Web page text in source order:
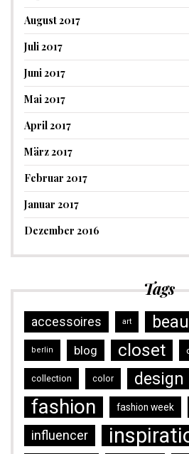
August 2017
Juli 2017
Juni 2017
Mai 2017
April 2017
März 2017
Februar 2017
Januar 2017
Dezember 2016
Tags
accessoires art
berlin blog closet
collection color design
fashion fashion week
influencer